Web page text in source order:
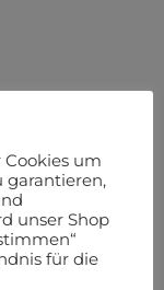
€
um
garantieren,
unser Shop
für die